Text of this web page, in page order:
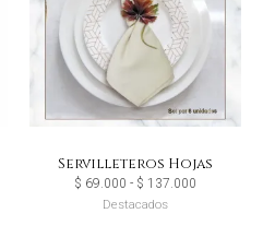
Servilleteros Hojas
$ 69.000 - $ 137.000
Destacados